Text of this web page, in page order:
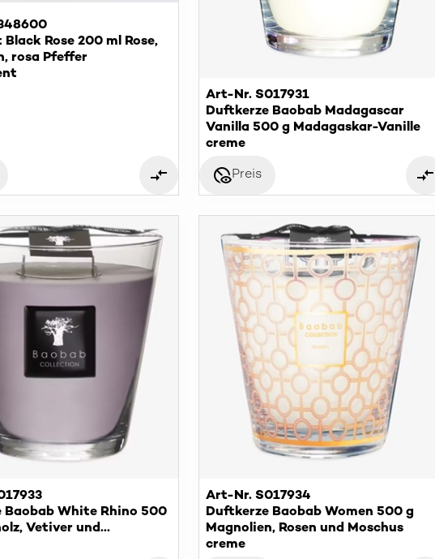
Rose 200 ml Rose,
rosa Pfeffer
Art-Nr. S017931
Duftkerze Baobab Madagascar
Vanilla 500 g Madagaskar-Vanille
creme
disabled_visiblePreis
Baobab White Rhino 500
Vetiver und
Art-Nr. S017934
Duftkerze Baobab Women 500 g
Magnolien, Rosen und Moschus
creme